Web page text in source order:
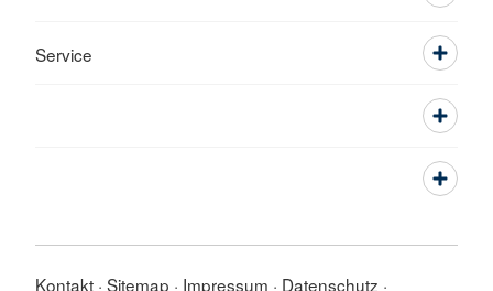
Service
Kontakt Sitemap Impressum Datenschutz